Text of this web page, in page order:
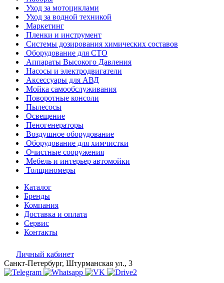
Уход за мотоциклами
Уход за водной техникой
Маркетинг
Пленки и инструмент
Системы дозирования химических составов
Оборудование для СТО
Аппараты Высокого Давления
Насосы и электродвигатели
Аксессуары для АВД
Мойка самообслуживания
Поворотные консоли
Пылесосы
Освещение
Пеногенераторы
Воздушное оборудование
Оборудование для химчистки
Очистные сооружения
Мебель и интерьер автомойки
Толщиномеры
Каталог
Бренды
Компания
Доставка и оплата
Сервис
Контакты
Личный кабинет
Санкт-Петербург, Штурманская ул., 3